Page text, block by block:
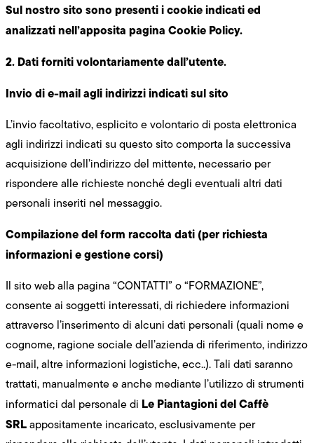
Sul nostro sito sono presenti i cookie indicati ed
analizzati nell’apposita pagina Cookie Policy.
2. Dati forniti volontariamente dall’utente.
Invio di e-mail agli indirizzi indicati sul sito
L’invio facoltativo, esplicito e volontario di posta elettronica
agli indirizzi indicati su questo sito comporta la successiva
acquisizione dell’indirizzo del mittente, necessario per
rispondere alle richieste nonché degli eventuali altri dati
personali inseriti nel messaggio.
Compilazione del form raccolta dati (per richiesta
informazioni e gestione corsi)
Il sito web alla pagina “CONTATTI” o “FORMAZIONE”,
consente ai soggetti interessati, di richiedere informazioni
attraverso l’inserimento di alcuni dati personali (quali nome e
cognome, ragione sociale dell’azienda di riferimento, indirizzo
e-mail, altre informazioni logistiche, ecc..). Tali dati saranno
trattati, manualmente e anche mediante l’utilizzo di strumenti
informatici dal personale di Le Piantagioni del Caffè
SRLappositamente incaricato, esclusivamente per